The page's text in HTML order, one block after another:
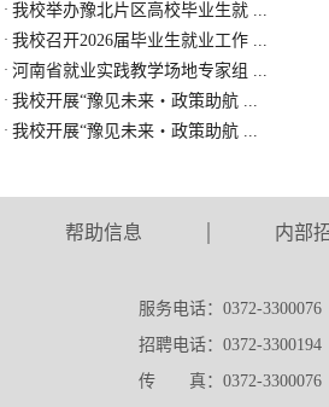
· 我校举办豫北片区高校毕业生就 ...
· 我校召开2026届毕业生就业工作 ...
· 河南省就业实践教学场地专家组 ...
· 我校开展“豫见未来・政策助航 ...
· 我校开展“豫见未来・政策助航 ...
帮助信息 内部
服务电话：0372-3300076
招聘电话：0372-3300194
传 真：0372-3300076